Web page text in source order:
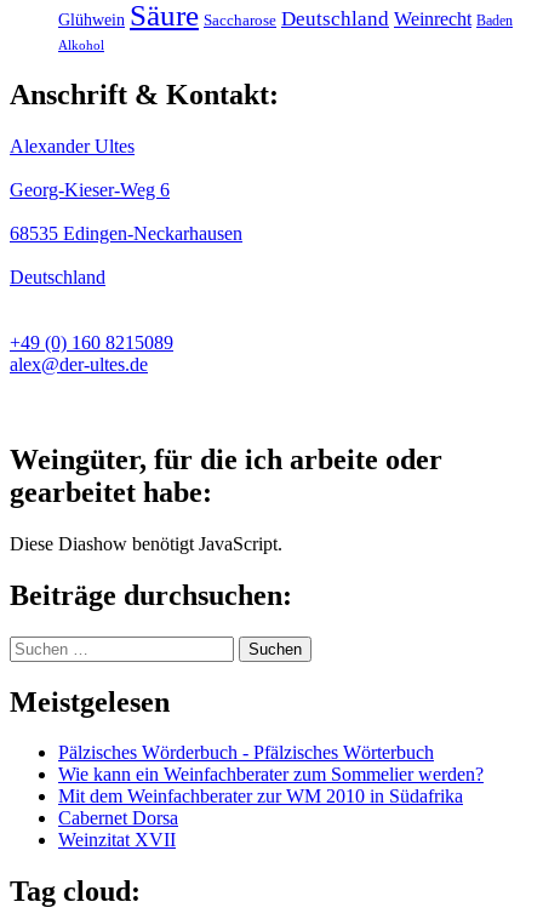
Glühwein Säure Saccharose Deutschland Weinrecht Baden
Alkohol
Anschrift & Kontakt:
Alexander Ultes
Georg-Kieser-Weg 6
68535 Edingen-Neckarhausen
Deutschland
+49 (0) 160 8215089
alex@der-ultes.de
Weingüter, für die ich arbeite oder
gearbeitet habe:
Diese Diashow benötigt JavaScript.
Beiträge durchsuchen:
Suchen
nach:
Meistgelesen
Pälzisches Wörderbuch - Pfälzisches Wörterbuch
Wie kann ein Weinfachberater zum Sommelier werden?
Mit dem Weinfachberater zur WM 2010 in Südafrika
Cabernet Dorsa
Weinzitat XVII
Tag cloud: